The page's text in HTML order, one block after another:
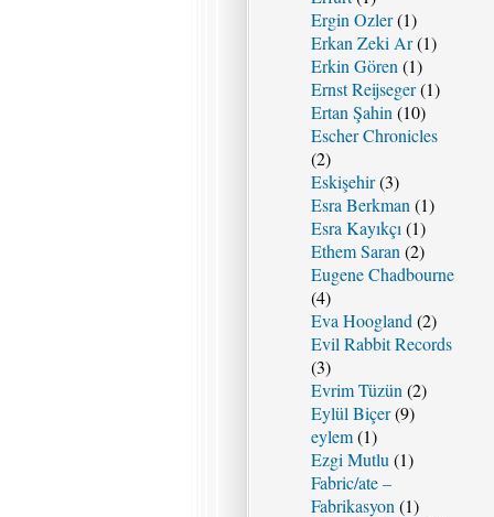
Ergin Ozler(1)
Erkan Zeki Ar(1)
Erkin Gören (1)
Ernst Reijseger(1)
Ertan Şahin (10)
Escher Chronicles
(2)
Eskişehir(3)
Esra Berkman (1)
Esra Kayıkçı (1)
Ethem Saran (2)
Eugene Chadbourne
(4)
Eva Hoogland (2)
Evil Rabbit Records
(3)
Evrim Tüzün (2)
Eylül Biçer(9)
eylem(1)
Ezgi Mutlu (1)
Fabric/ate –
Fabrikasyon (1)